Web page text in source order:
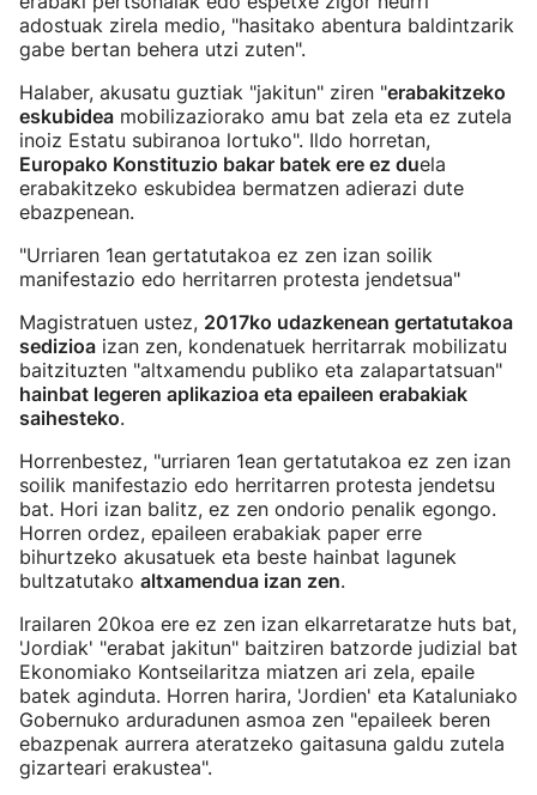
adostuak zirela medio, "hasitako abentura baldintzarik
gabe bertan behera utzi zuten".
Halaber, akusatu guztiak "jakitun" ziren "erabakitzeko
eskubidea mobilizaziorako amu bat zela eta ez zutela
inoiz Estatu subiranoa lortuko". Ildo horretan,
Europako Konstituzio bakar batek ere ez duela
erabakitzeko eskubidea bermatzen adierazi dute
ebazpenean.
"Urriaren 1ean gertatutakoa ez zen izan soilik
manifestazio edo herritarren protesta jendetsua"
Magistratuen ustez, 2017ko udazkenean gertatutakoa
sedizioa izan zen, kondenatuek herritarrak mobilizatu
baitzituzten "altxamendu publiko eta zalapartatsuan"
hainbat legeren aplikazioa eta epaileen erabakiak
saihesteko.
Horrenbestez, "urriaren 1ean gertatutakoa ez zen izan
soilik manifestazio edo herritarren protesta jendetsu
bat. Hori izan balitz, ez zen ondorio penalik egongo.
Horren ordez, epaileen erabakiak paper erre
bihurtzeko akusatuek eta beste hainbat lagunek
bultzatutako altxamendua izan zen.
Irailaren 20koa ere ez zen izan elkarretaratze huts bat,
'Jordiak' "erabat jakitun" baitziren batzorde judizial bat
Ekonomiako Kontseilaritza miatzen ari zela, epaile
batek aginduta. Horren harira, 'Jordien' eta Kataluniako
Gobernuko arduradunen asmoa zen "epaileek beren
ebazpenak aurrera ateratzeko gaitasuna galdu zutela
gizarteari erakustea".